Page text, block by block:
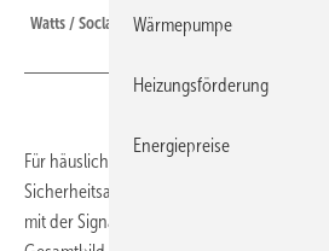
Watts / Socla: Absperrklappe Sylax GAS.
Für häusliche und industrielle Gas-Netze
Sicherheitsanforderungen. Deshalb sind
mit der Signalfarbe Gelb zu kennzeichnen.
Wärmepumpe
Heizungsförderung
Energiepreise